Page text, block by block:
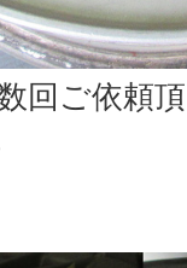
回ご依頼